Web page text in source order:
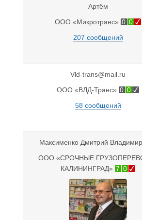
Артём
ООО «Микротранс» 0 0
207 сообщений
Vld-trans@mail.ru
ООО «ВЛД-Транс» 0 0
58 сообщений
Максименко Дмитрий
ООО «СРОЧНЫЕ
КАЛИНИНГРАД» 7 0